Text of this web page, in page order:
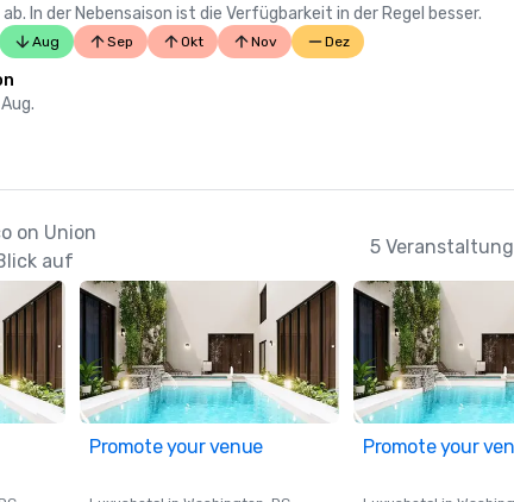
In der Nebensaison ist die Verfügbarkeit in der Regel besser.
Aug Sep Okt Nov Dez
on Union
auf
5
Promote your venue Promote your